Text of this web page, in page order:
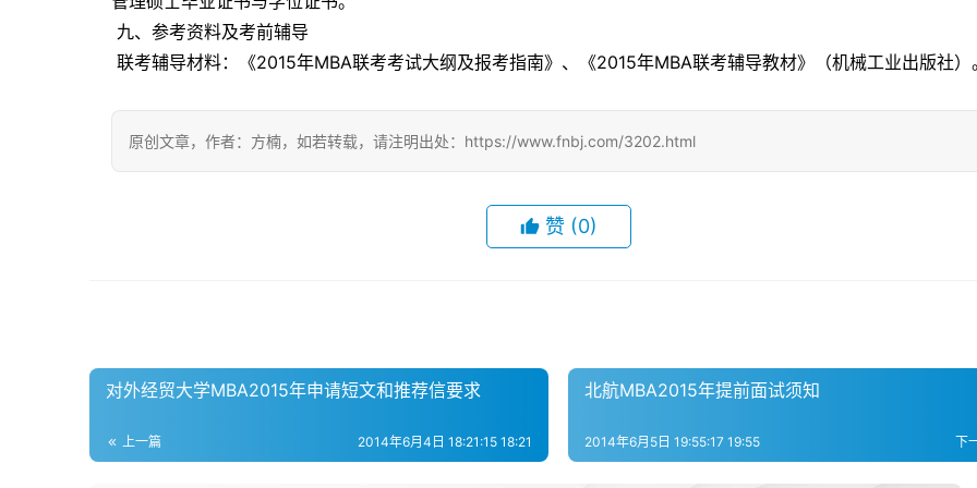
九、参考资料及考前辅导
联考辅导材料：《2015年MBA联考考试大纲及报考指南》、《2015年MBA联考辅导教材》（机械工业出版社）
原创文章，作者：方楠，如若转载，请注明出处：https://www.fnbj.com/3202.html
赞 (0)
对外经贸大学MBA2015年申请短文和推荐信要求
上一篇 2014年6月4日 18:21:15 18:21
北航MBA2015年提前面试须知
下
2014年6月5日 19:55:17 19:55